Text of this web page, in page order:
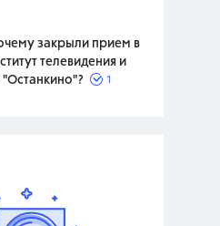
закрыли прием в
телевидения и
1